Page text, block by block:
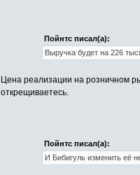
Пойнтс писал(а):
Выручка будет на 226
Цена реализации на розничном
открещиваетесь.
Пойнтс писал(а):
И Бибигуль изменить её